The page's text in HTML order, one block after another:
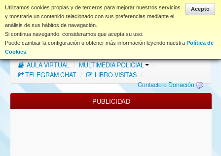
Acepto
Utilizamos cookies propias y de terceros para mejorar nuestros servicios
y mostrarle un contenido relacionado con sus preferencias mediante el
análisis de sus hábitos de navegación.
Si continua navegando, consideramos que acepta su uso.
Puede cambiar la configuración u obtener más información leyendo nuestra Política de
Cookies
www.coet.es
Portal
Índice Foros
FAQ
NORMAS FORO
Descargas
AULA VIRTUAL / MULTIMEDIA POLICIAL
/
TELEGRAM CHAT / LIBRO VISITAS /
Contacto o Donación
PUBLICIDAD